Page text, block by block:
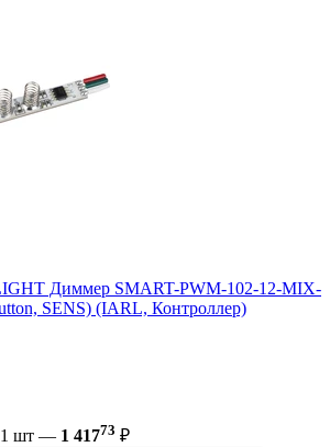
Диммер SMART-PWM-102-12-MIX-
SENS) (IARL, Контроллер)
1 шт — 1 41773 ₽